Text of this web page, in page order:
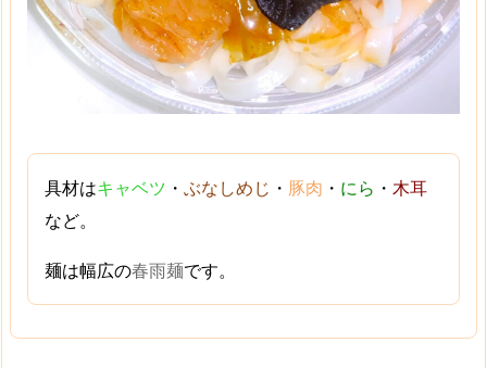
具材はキャベツ ・ ぶなしめじ ・ 豚肉 ・ にら ・ 木耳
など。
麺は幅広の春雨麺です。